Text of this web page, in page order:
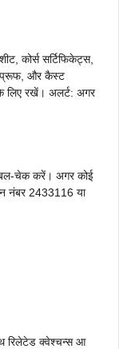
कोर्स सर्टिफिकेट्स,
प्रूफ, और कैस्ट
लिए रखें। अलर्ट: अगर
चेक करें। अगर कोई
नंबर 2433116 या
रिलेटेड क्वेश्चन्स आ